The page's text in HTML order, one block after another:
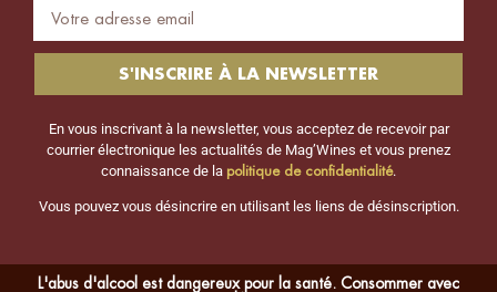
S'INSCRIRE À LA NEWSLETTER
En vous inscrivant à la newsletter, vous acceptez de recevoir par
courrier électronique les actualités de Mag’Wines et vous prenez
connaissance de la politique de confidentialité.
Vous pouvez vous désincrire en utilisant les liens de désinscription.
L'abus d'alcool est dangereux pour la santé. Consommer avec